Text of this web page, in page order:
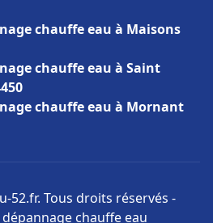
chauffe eau à Maisons
chauffe eau à Saint
chauffe eau à Mornant
52.fr. Tous droits réservés -
chauffe eau